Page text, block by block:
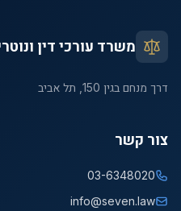
משרד עורכי דין
דרך מנחם בגין 150, תל אביב
צור קשר
03-6348020
info@seven.law